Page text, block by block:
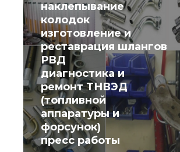
наклепывание
колодок
изготовление и
реставрация шлангов
РВД
диагностика и
ремонт ТНВЭД
(топливной
аппаратуры и
форсунок)
пресс работы